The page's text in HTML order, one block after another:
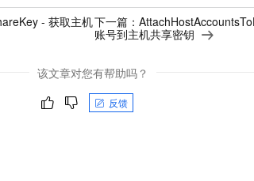
- 获取主机下一篇：
账号到主机共享密钥
该文章对您有帮助吗？
反馈